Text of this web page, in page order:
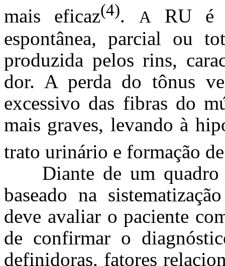
mais eficaz(4). A RU
espontânea, parcial ou
produzida pelos rins,
dor. A perda do tônus
excessivo das fibras do
mais graves, levando à
trato urinário e formação
Diante de um
baseado na
deve avaliar o paciente
de confirmar o
definidoras, fatores